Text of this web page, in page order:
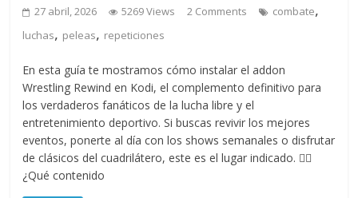
27 abril, 2026 5269 Views 2 Comments combate,
luchas, peleas, repeticiones
En esta guía te mostramos cómo instalar el addon
Wrestling Rewind en Kodi, el complemento definitivo para
los verdaderos fanáticos de la lucha libre y el
entretenimiento deportivo. Si buscas revivir los mejores
eventos, ponerte al día con los shows semanales o disfrutar
de clásicos del cuadrilátero, este es el lugar indicado. 🤼‍♂️
¿Qué contenido